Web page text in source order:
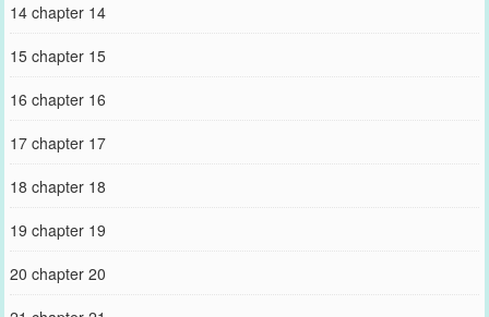
14 chapter 14
15 chapter 15
16 chapter 16
17 chapter 17
18 chapter 18
19 chapter 19
20 chapter 20